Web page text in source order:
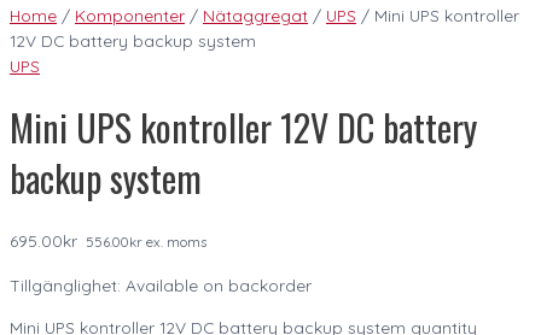
Home / Komponenter / Nätaggregat / UPS / Mini UPS kontroller
12V DC battery backup system
UPS
Mini UPS kontroller 12V DC battery
backup system
695.00kr 556.00kr ex. moms
Tillgänglighet: Available on backorder
Mini UPS kontroller 12V DC battery backup system quantity